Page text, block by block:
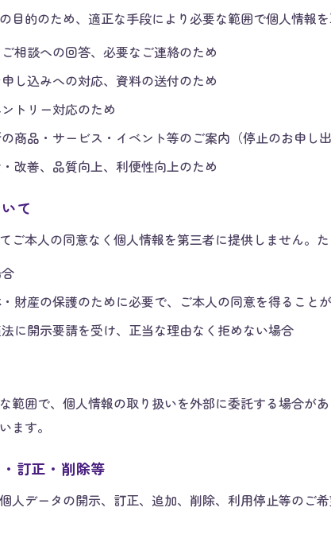
目的のため、適正な手段により必要な範囲で個人情報を
相談への回答、必要なご連絡のため
し込みへの対応、資料の送付のため
トリー対応のため
商品・サービス・イベント等のご案内（停止のお申し
改善、品質向上、利便性向上のため
て
ご本人の同意なく個人情報を第三者に提供しません。た
財産の保護のために必要で、ご本人の同意を得ること
に開示要請を受け、正当な理由なく拒めない場合
範囲で、個人情報の取り扱いを外部に委託する場合が
ます。
訂正・削除等
人データの開示、訂正、追加、削除、利用停止等のご